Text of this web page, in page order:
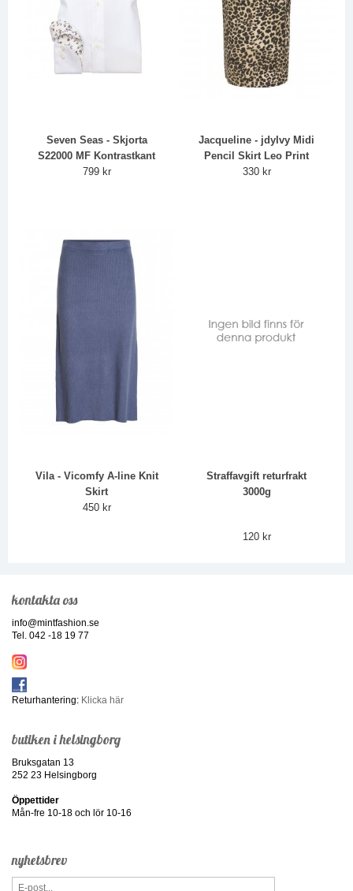
Seven Seas - Skjorta
S22000 MF Kontrastkant
799 kr
Jacqueline - jdyIvy Midi
Pencil Skirt Leo Print
330 kr
Vila - Vicomfy A-line Knit
Skirt
450 kr
Straffavgift returfrakt
3000g
120 kr
kontakta oss
info@mintfashion.se
Tel. 042 -18 19 77
Returhantering: Klicka här
butiken i helsingborg
Bruksgatan 13
252 23 Helsingborg
Öppettider
Mån-fre 10-18 och lör 10-16
nyhetsbrev